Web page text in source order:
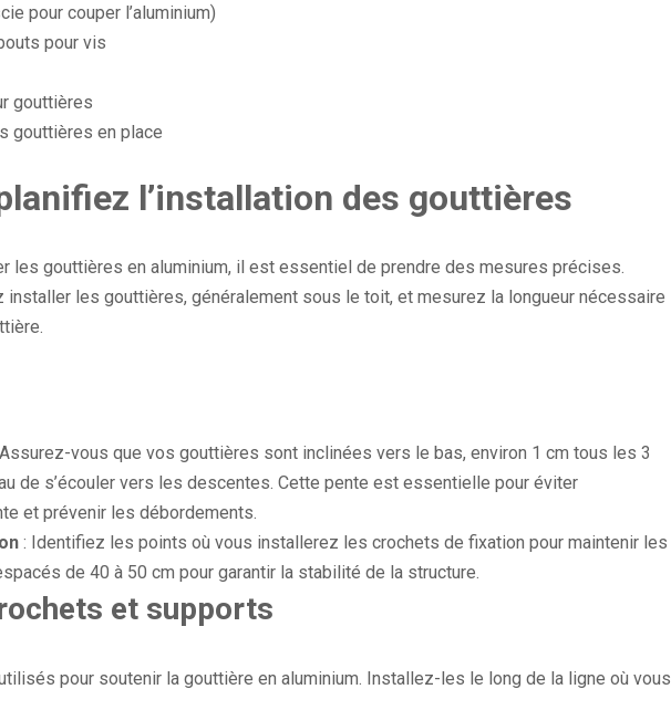
pour couper l’aluminium)
pour vis
gouttières
gouttières en place
l’installation des gouttières
les gouttières en aluminium, il est essentiel de prendre des mesures précises.
installer les gouttières, généralement sous le toit, et mesurez la longueur nécessaire
vous que vos gouttières sont inclinées vers le bas, environ 1 cm tous les 3
de s’écouler vers les descentes. Cette pente est essentielle pour éviter
et prévenir les débordements.
: Identifiez les points où vous installerez les crochets de fixation pour maintenir les
de 40 à 50 cm pour garantir la stabilité de la structure.
et supports
pour soutenir la gouttière en aluminium. Installez-les le long de la ligne où vous